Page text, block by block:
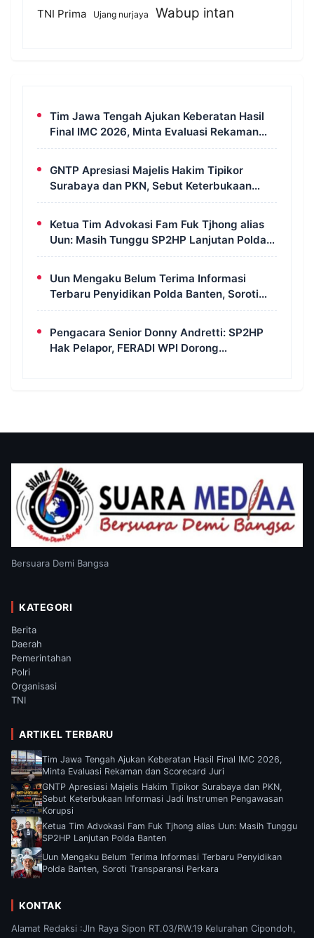
TNI Prima
Ujang nurjaya Wabup intan
Tim Jawa Tengah Ajukan Keberatan Hasil
Final IMC 2026, Minta Evaluasi Rekaman
dan Scorecard Juri
GNTP Apresiasi Majelis Hakim Tipikor
Surabaya dan PKN, Sebut Keterbukaan
Informasi Jadi Instrumen Pengawasan
Ketua Tim Advokasi Fam Fuk Tjhong alias
Uun: Masih Tunggu SP2HP Lanjutan Polda
Banten
Uun Mengaku Belum Terima Informasi
Terbaru Penyidikan Polda Banten, Soroti
Transparansi Perkara
Pengacara Senior Donny Andretti: SP2HP
Hak Pelapor, FERADI WPI Dorong
Bersuara Demi Bangsa
KATEGORI
Berita
Daerah
Pemerintahan
Polri
Organisasi
TNI
ARTIKEL TERBARU
Tim Jawa Tengah Ajukan Keberatan Hasil Final IMC 2026,
Minta Evaluasi Rekaman dan Scorecard Juri
GNTP Apresiasi Majelis Hakim Tipikor Surabaya dan PKN,
Sebut Keterbukaan Informasi Jadi Instrumen Pengawasan
Korupsi
Ketua Tim Advokasi Fam Fuk Tjhong alias Uun: Masih Tunggu
SP2HP Lanjutan Polda Banten
Uun Mengaku Belum Terima Informasi Terbaru Penyidikan
Polda Banten, Soroti Transparansi Perkara
KONTAK
Alamat Redaksi :Jln Raya Sipon RT.03/RW.19 Kelurahan Cipondoh,